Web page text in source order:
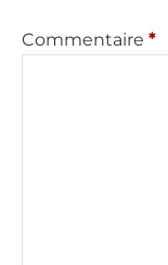
Commentaire *